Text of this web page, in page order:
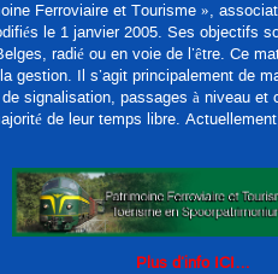
Ferroviaire et Tourisme »,
le 1 janvier 2005. Ses objectifs
radié ou en voie de l’être. Ce
gestion. Il s’agit principalement de
signalisation, passages à niveau et
de leur temps libre.
Plus d’info ICI…